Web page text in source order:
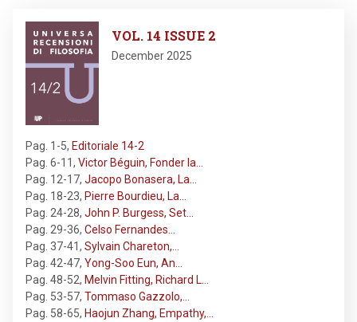
VOL. 14 ISSUE 2
December 2025
Pag. 1-5, Editoriale 14-2
Pag. 6-11, Victor Béguin, Fonder la…
Pag. 12-17, Jacopo Bonasera, La…
Pag. 18-23, Pierre Bourdieu, La…
Pag. 24-28, John P. Burgess, Set…
Pag. 29-36, Celso Fernandes…
Pag. 37-41, Sylvain Chareton,…
Pag. 42-47, Yong-Soo Eun, An…
Pag. 48-52, Melvin Fitting, Richard L…
Pag. 53-57, Tommaso Gazzolo,…
Pag. 58-65, Haojun Zhang, Empathy,…